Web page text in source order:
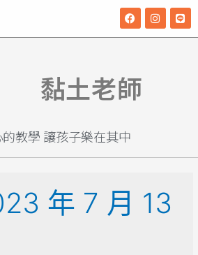
黏土老師
教學 讓孩子樂在其中
年 7 月 13